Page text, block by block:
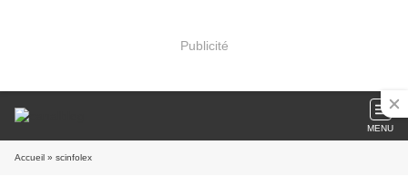
Publicité
MENU
Accueil » scinfolex